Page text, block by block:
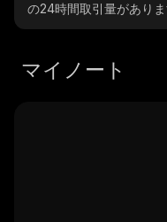
の24時間取引量がありま
マイノート